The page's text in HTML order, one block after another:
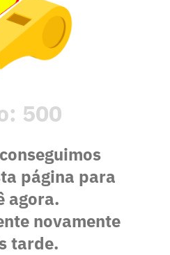
500
página para
agora.
novamente
tarde.